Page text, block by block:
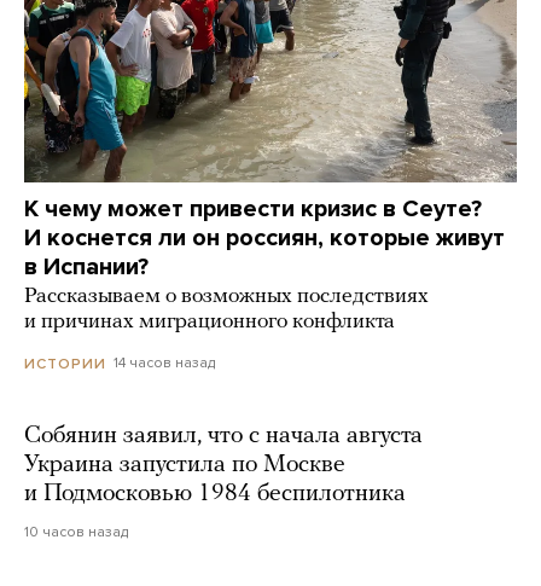
К чему может привести кризис в Сеуте?
И коснется ли он россиян, которые живут
в Испании?
Рассказываем о возможных последствиях
и причинах миграционного конфликта
ИСТОРИИ 14 часов назад
Собянин заявил, что с начала августа
Украина запустила по Москве
и Подмосковью 1984 беспилотника
10 часов назад